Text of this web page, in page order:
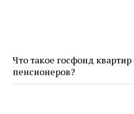
Что такое госфонд
пенсионеров?